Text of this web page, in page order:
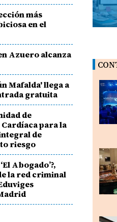
más
en el
Azuero alcanza
Mafalda' llega a
gratuita
de
para la
de
riesgo
Abogado’?,
la red criminal